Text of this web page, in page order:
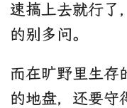
速搞上去就行了
的别多问。
而在旷野里生存
的地盘，还要守